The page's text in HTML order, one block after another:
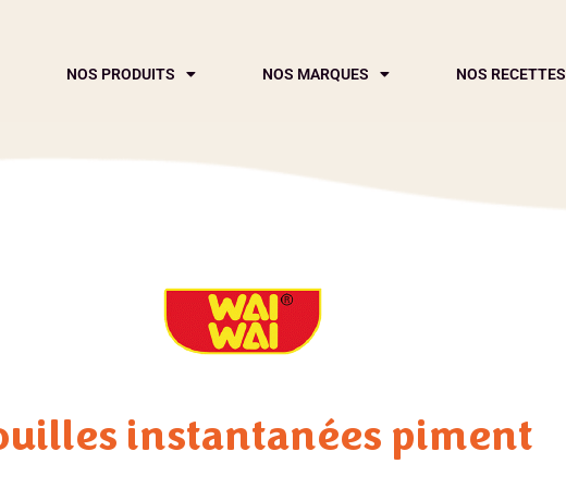
NOS PRODUITS NOS MARQUES NOS RECETTES
instantanées piment